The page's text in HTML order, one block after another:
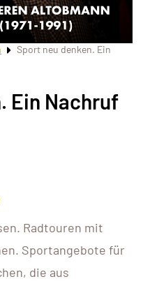
Sport neu denken. Ein
Ein Nachruf
Radtouren mit
Sportangebote für
die aus